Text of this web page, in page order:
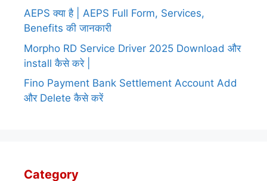
AEPS क्या है | AEPS Full Form, Services,
Benefits की जानकारी
Morpho RD Service Driver 2025 Download और
install कैसे करे |
Fino Payment Bank Settlement Account Add
और Delete कैसे करें
Category